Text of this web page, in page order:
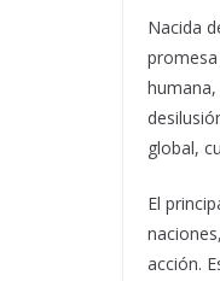
Nacida
promesa
global,
El
acción.